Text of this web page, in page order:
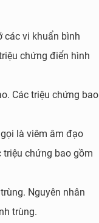
các vi khuẩn bình
chứng điển hình
Các triệu chứng bao
là viêm âm đạo
chứng bao gồm
Nguyên nhân
trùng.